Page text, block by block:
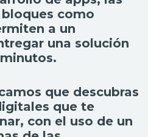
como
a un
una solución
que descubras
que te
con el uso de un